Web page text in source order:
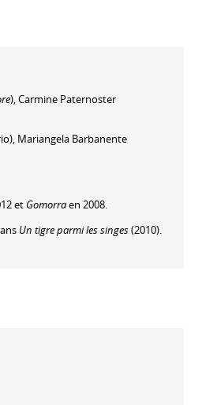
),Carmine Paternoster
, Mariangela Barbanente
et Gomorraen 2008.
Un tigre parmi les singes(2010).